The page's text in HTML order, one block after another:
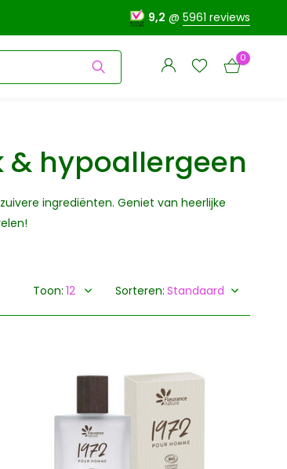
9,2 @ 5961 reviews
Account
Account
0
hypoallergeen
ingrediënten. Geniet van heerlijke
Toon: Sorteren: